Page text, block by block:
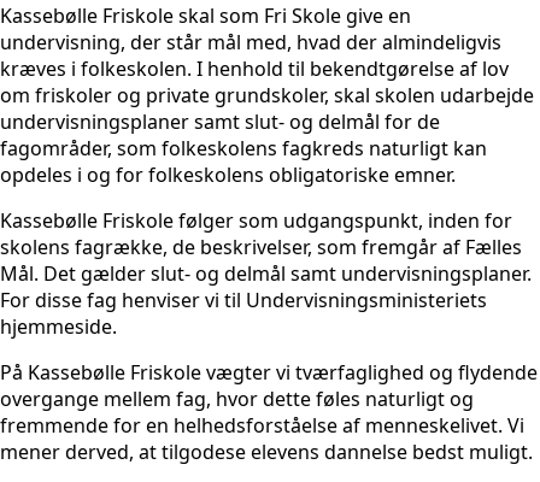
Kassebølle Friskole skal som Fri Skole give en
undervisning, der står mål med, hvad der almindeligvis
kræves i folkeskolen. I henhold til bekendtgørelse af lov
om friskoler og private grundskoler, skal skolen udarbejde
undervisningsplaner samt slut- og delmål for de
fagområder, som folkeskolens fagkreds naturligt kan
opdeles i og for folkeskolens obligatoriske emner.
Kassebølle Friskole følger som udgangspunkt, inden for
skolens fagrække, de beskrivelser, som fremgår af Fælles
Mål. Det gælder slut- og delmål samt undervisningsplaner.
For disse fag henviser vi til Undervisningsministeriets
hjemmeside.
På Kassebølle Friskole vægter vi tværfaglighed og flydende
overgange mellem fag, hvor dette føles naturligt og
fremmende for en helhedsforståelse af menneskelivet. Vi
mener derved, at tilgodese elevens dannelse bedst muligt.